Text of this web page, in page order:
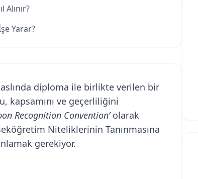
Yarar?
diploma ile birlikte verilen bir
kapsamını ve geçerliliğini
Recognition Convention’olarak
Niteliklerinin Tanınmasına
gerekiyor.